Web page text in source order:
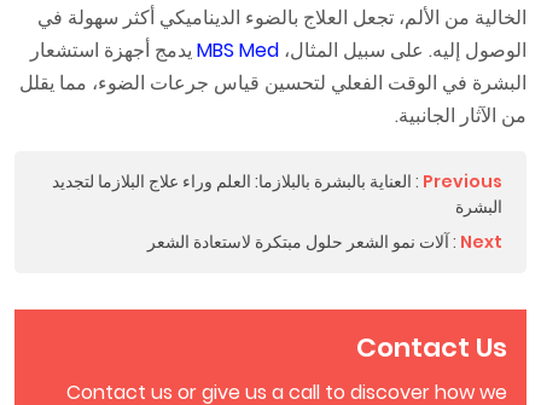
الخالية من الألم، تجعل العلاج بالضوء الديناميكي أكثر سهولة في
الوصول إليه. على سبيل المثال، MBS Medيدمج أجهزة استشعار
البشرة في الوقت الفعلي لتحسين قياس جرعات الضوء، مما يقلل
من الآثار الجانبية.
Previous
: العناية بالبشرة بالبلازما: العلم وراء علاج البلازما لتجديد
البشرة
Next
:آلات نمو الشعر حلول مبتكرة لاستعادة الشعر
Contact Us
Contact us or give us a call to discover how we